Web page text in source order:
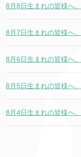
8月8日生まれの皆様へ。
8月7日生まれの皆様へ。
8月6日生まれの皆様へ。
8月5日生まれの皆様へ。
8月4日生まれの皆様へ。